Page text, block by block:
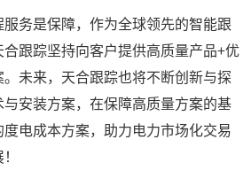
务是保障，作为全球领先的智能跟
跟踪坚持向客户提供高质量产品+优
未来，天合跟踪也将不断创新与探
安装方案，在保障高质量方案的基
电成本方案，助力电力市场化交易